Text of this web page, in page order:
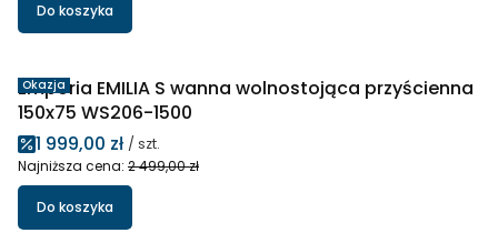
Do koszyka
Okazja
Emporia EMILIA S wanna wolnostojąca przyścienna
150x75 WS206-1500
Cena promocyjna
1 999,00 zł / szt.
Najniższa cena: 2 499,00 zł
Do koszyka